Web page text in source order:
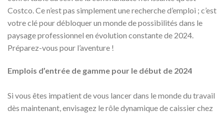
Costco. Ce n’est pas simplement une recherche d’emploi ; c’est
votre clé pour débloquer un monde de possibilités dans le
paysage professionnel en évolution constante de 2024.
Préparez-vous pour l’aventure !
Emplois d’entrée de gamme pour le début de 2024
Si vous êtes impatient de vous lancer dans le monde du travail
dès maintenant, envisagez le rôle dynamique de caissier chez